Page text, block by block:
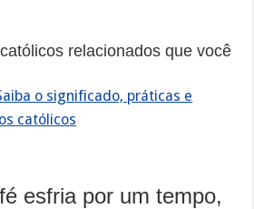
relacionados que você
o significado, práticas e
católicos
esfria por um tempo,